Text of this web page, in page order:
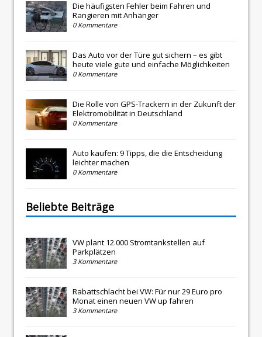
Die häufigsten Fehler beim Fahren und
Rangieren mit Anhänger
0 Kommentare
Das Auto vor der Türe gut sichern – es gibt
heute viele gute und einfache Möglichkeiten
0 Kommentare
Die Rolle von GPS-Trackern in der Zukunft der
Elektromobilität in Deutschland
0 Kommentare
Auto kaufen: 9 Tipps, die die Entscheidung
leichter machen
0 Kommentare
Beliebte Beiträge
VW plant 12.000 Stromtankstellen auf
Parkplätzen
3 Kommentare
Rabattschlacht bei VW: Für nur 29 Euro pro
Monat einen neuen VW up fahren
3 Kommentare